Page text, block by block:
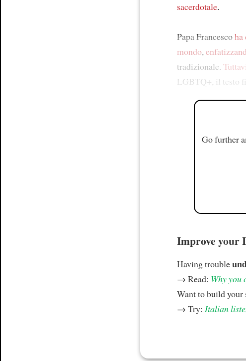
sacerdotale.
Papa Francescoha
mondo,
tradizionale.
LGBTQ+, il testo
Go further
Improve your
Having trouble
→ Read: Why you
Want to build
→ Try: Italian